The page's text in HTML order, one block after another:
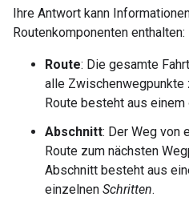
Ihre Antwort kann
Routenkomponenten enthalten:
Route: Die gesamte
alle Zwischenwegpunkte
Route besteht aus
Abschnitt: Der Weg von
Route zum nächsten
Abschnitt besteht aus
einzelnen Schritten.